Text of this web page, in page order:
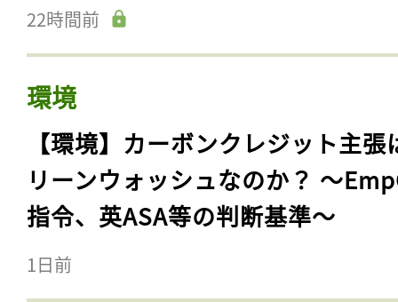
22時間前
環境
【環境】カーボンクレジット主張
リーンウォッシュなのか？ 〜
指令、英ASA等の判断基準〜
1日前